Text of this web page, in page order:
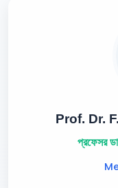
Prof. Dr.
প্রফেসর